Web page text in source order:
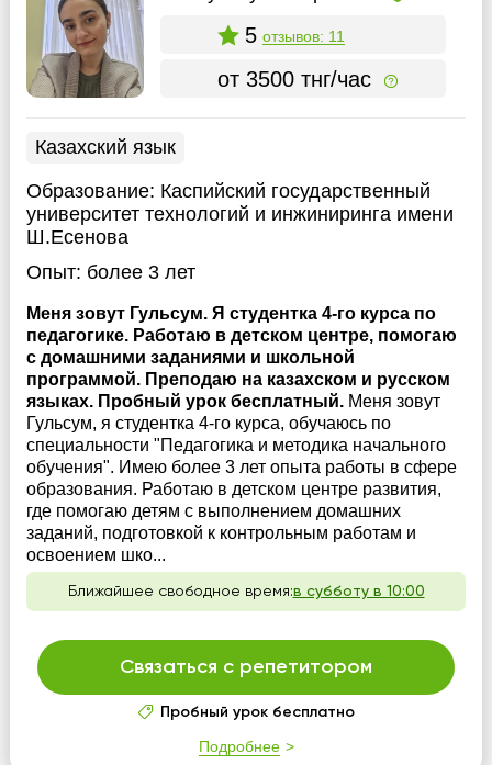
5 отзывов: 11
от 3500 тнг/час
Казахский язык
Образование: Каспийский государственный
университет технологий и инжиниринга имени
Ш.Есенова
Опыт: более 3 лет
Меня зовут Гульсум. Я студентка 4-го курса по
педагогике. Работаю в детском центре, помогаю
с домашними заданиями и школьной
программой. Преподаю на казахском и русском
языках. Пробный урок бесплатный. Меня зовут
Гульсум, я студентка 4-го курса, обучаюсь по
специальности "Педагогика и методика начального
обучения". Имею более 3 лет опыта работы в сфере
образования. Работаю в детском центре развития,
где помогаю детям с выполнением домашних
заданий, подготовкой к контрольным работам и
освоением шко...
Ближайшее свободное время:в субботу в 10:00
Связаться с репетитором
Пробный урок бесплатно
Подробнее